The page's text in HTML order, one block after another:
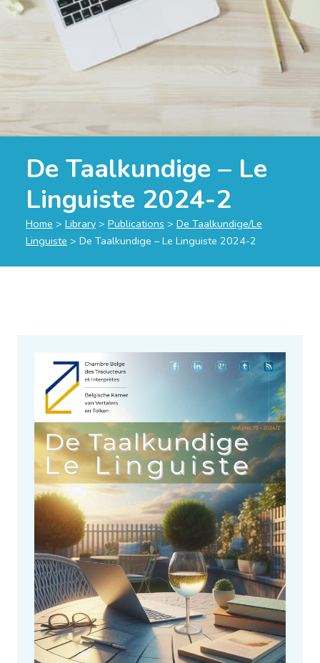
De Taalkundige – Le
Linguiste 2024-2
Home > Library > Publications > De Taalkundige/Le
Linguiste > De Taalkundige – Le Linguiste 2024-2